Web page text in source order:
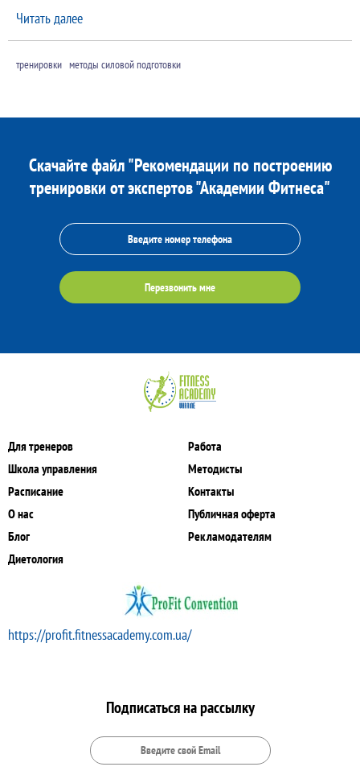
Читать далее
тренировки методы силовой подготовки
Скачайте файл "Рекомендации по построению
тренировки от экспертов "Академии Фитнеса"
Перезвонить мне
Для тренеров
Школа управления
Расписание
О нас
Блог
Диетология
Работа
Методисты
Контакты
Публичная оферта
Рекламодателям
https://profit.fitnessacademy.com.ua/
Подписаться на рассылку